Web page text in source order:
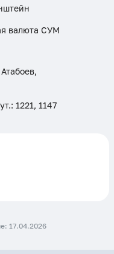
валюта СУМ
1221, 1147
17.04.2026